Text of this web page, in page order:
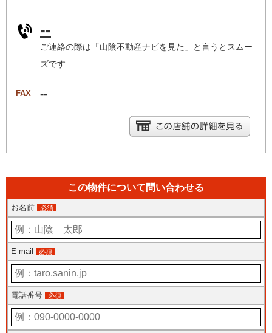
--
ご連絡の際は「山陰不動産ナビを見た」と言うとスムー
ズです
FAX --